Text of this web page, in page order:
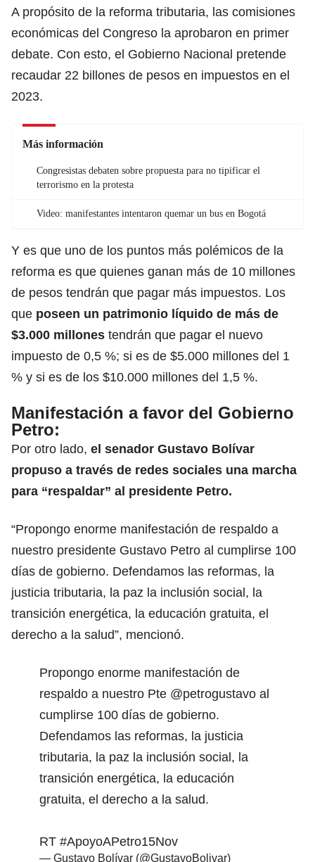
A propósito de la reforma tributaria, las comisiones
económicas del Congreso la aprobaron en primer
debate. Con esto, el Gobierno Nacional pretende
recaudar 22 billones de pesos en impuestos en el
2023.
Más información
Congresistas debaten sobre propuesta para no tipificar el
terrorismo en la protesta
Video: manifestantes intentaron quemar un bus en Bogotá
Y es que uno de los puntos más polémicos de la
reforma es que quienes ganan más de 10 millones
de pesos tendrán que pagar más impuestos. Los
que poseen un patrimonio líquido de más de
$3.000 millones tendrán que pagar el nuevo
impuesto de 0,5 %; si es de $5.000 millones del 1
% y si es de los $10.000 millones del 1,5 %.
Manifestación a favor del Gobierno
Petro:
Por otro lado, el senador Gustavo Bolívar
propuso a través de redes sociales una marcha
para “respaldar” al presidente Petro.
“Propongo enorme manifestación de respaldo a
nuestro presidente Gustavo Petro al cumplirse 100
días de gobierno. Defendamos las reformas, la
justicia tributaria, la paz la inclusión social, la
transición energética, la educación gratuita, el
derecho a la salud”, mencionó.
Propongo enorme manifestación de
respaldo a nuestro Pte @petrogustavo al
cumplirse 100 días de gobierno.
Defendamos las reformas, la justicia
tributaria, la paz la inclusión social, la
transición energética, la educación
gratuita, el derecho a la salud.
RT #ApoyoAPetro15Nov
— Gustavo Bolívar (@GustavoBolivar)